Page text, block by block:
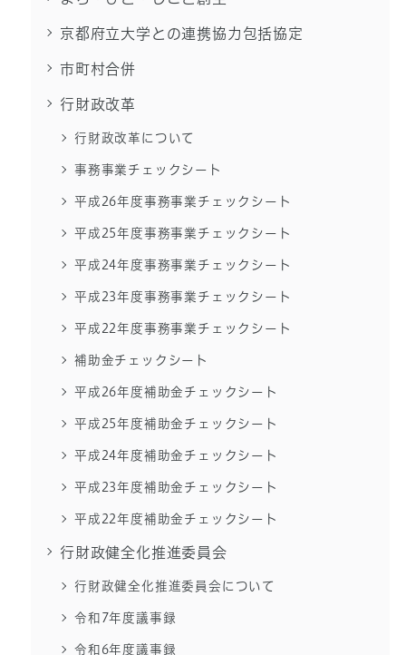
京都府立大学との連携協力包括協定
市町村合併
行財政改革
行財政改革について
事務事業チェックシート
平成26年度事務事業チェックシート
平成25年度事務事業チェックシート
平成24年度事務事業チェックシート
平成23年度事務事業チェックシート
平成22年度事務事業チェックシート
補助金チェックシート
平成26年度補助金チェックシート
平成25年度補助金チェックシート
平成24年度補助金チェックシート
平成23年度補助金チェックシート
平成22年度補助金チェックシート
行財政健全化推進委員会
行財政健全化推進委員会について
令和7年度議事録
令和6年度議事録